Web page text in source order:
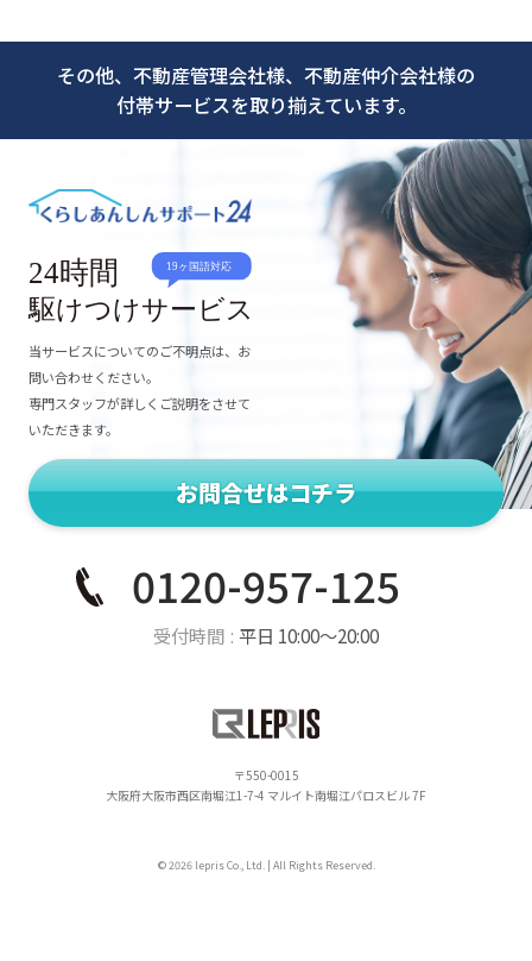
その他、不動産管理会社様、不動産仲介会社様の
付帯サービスを取り揃えています。
当サービスについてのご不明点は、お
問い合わせください。
専門スタッフが詳しくご説明をさせて
いただきます。
お問合せはコチラ
0120-957-125
受付時間 平日 10:00〜20:00
550-0015
大阪府大阪市西区南堀江1-7-4 マルイト南堀江パロスビル 7F
© 2026 lepris Co., Ltd. | All Rights Reserved.